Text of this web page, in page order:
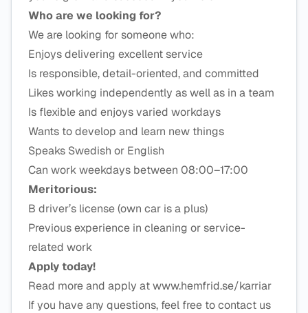
Who are we looking for?
We are looking for someone who:
Enjoys delivering excellent service
Is responsible, detail-oriented, and committed
Likes working independently as well as in a team
Is flexible and enjoys varied workdays
Wants to develop and learn new things
Speaks Swedish or English
Can work weekdays between 08:00–17:00
Meritorious:
B driver’s license (own car is a plus)
Previous experience in cleaning or service-
related work
Apply today!
Read more and apply at www.hemfrid.se/karriar
If you have any questions, feel free to contact us